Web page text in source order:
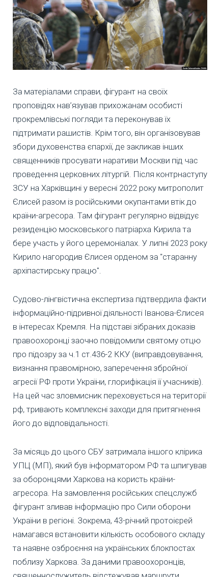
За матеріалами справи, фігурант на своїх
проповідях нав’язував прихожанам особисті
прокремлівські погляди та переконував їх
підтримати рашистів. Крім того, він організовував
збори духовенства єпархії, де закликав інших
священників просувати наративи Москви під час
проведення церковних літургій. Після контрнаступу
ЗСУ на Харківщині у вересні 2022 року митрополит
Єлисей разом із російськими окупантами втік до
країни-агресора. Там фігурант регулярно відвідує
резиденцію московського патріарха Кирила та
бере участь у його церемоніалах. У липні 2023 року
Кирило нагородив Єлисея орденом за "старанну
архіпастирську працю".
Судово-лінгвістична експертиза підтвердила факти
інформаційно-підривної діяльності Іванова-Єлисея
в інтересах Кремля. На підставі зібраних доказів
правоохоронці заочно повідомили святому отцю
про підозру за ч.1 ст.436-2 ККУ (виправдовування,
визнання правомірною, заперечення збройної
агресії РФ проти України, глорифікація її учасників).
На цей час зловмисник переховується на території
рф, тривають комплексні заходи для притягнення
його до відповідальності.
За місяць до цього СБУ затримала іншого клірика
УПЦ (МП), який був інформатором РФ та шпигував
за оборонцями Харкова на користь країни-
агресора. На замовлення російських спецслужб
фігурант зливав інформацію про Сили оборони
України в регіоні. Зокрема, 43-річний протоієрей
намагався встановити кількість особового складу
та наявне озброєння на українських блокпостах
поблизу Харкова. За даними правоохоронців,